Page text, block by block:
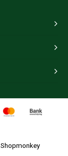
Shopmonkey